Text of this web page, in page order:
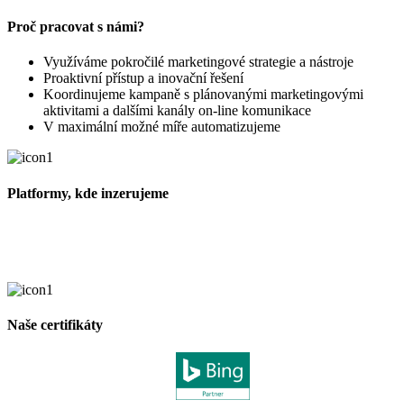
Proč pracovat s námi?
Využíváme pokročilé marketingové strategie a nástroje
Proaktivní přístup a inovační řešení
Koordinujeme kampaně s plánovanými marketingovými
aktivitami a dalšími kanály on-line komunikace
V maximální možné míře automatizujeme
Platformy, kde inzerujeme
Naše certifikáty